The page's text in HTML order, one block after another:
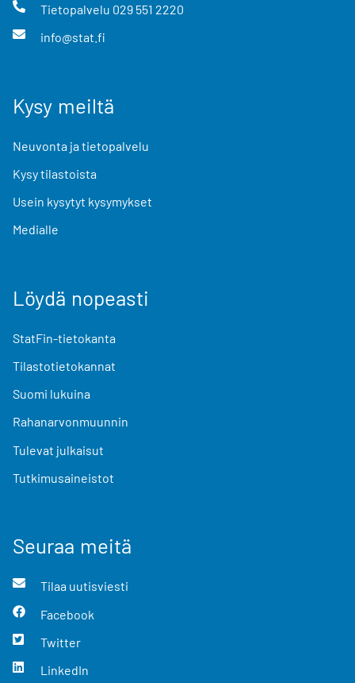
Tietopalvelu 029 551 2220
info@stat.fi
Kysy meiltä
Neuvonta ja tietopalvelu
Kysy tilastoista
Usein kysytyt kysymykset
Medialle
Löydä nopeasti
StatFin-tietokanta
Tilastotietokannat
Suomi lukuina
Rahanarvonmuunnin
Tulevat julkaisut
Tutkimusaineistot
Seuraa meitä
Tilaa uutisviesti
Facebook
Twitter
LinkedIn